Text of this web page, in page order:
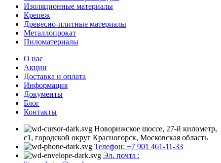
Изоляционные материалы
Крепеж
Древесно-плитные материалы
Металлопрокат
Пиломатериалы
О нас
Акции
Доставка и оплата
Информация
Документы
Блог
Контакты
Новорижское шоссе, 27-й километр,
с1, городской округ Красногорск, Московская область
Телефон: +7 901 461-11-33
Эл. почта :